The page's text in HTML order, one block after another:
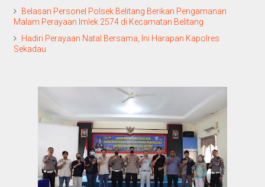
Belasan Personel Polsek Belitang Berikan Pengamanan
Malam Perayaan Imlek 2574 di Kecamatan Belitang
Hadiri Perayaan Natal Bersama, Ini Harapan Kapolres
Sekadau